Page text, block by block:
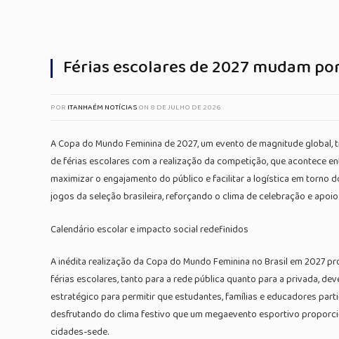
Férias escolares de 2027 mudam
POR ITANHAÉM NOTÍCIASON 8 DE JULHO DE 2026
A Copa do Mundo Feminina de 2027, um evento de magnitude
de férias escolares com a realização da competição, que acontece
maximizar o engajamento do público e facilitar a logística em torno
jogos da seleção brasileira, reforçando o clima de celebração e
Calendário escolar e impacto social redefinidos
A inédita realização da Copa do Mundo Feminina no Brasil em
férias escolares, tanto para a rede pública quanto para a privada,
estratégico para permitir que estudantes, famílias e educadores
desfrutando do clima festivo que um megaevento esportivo
cidades-sede.